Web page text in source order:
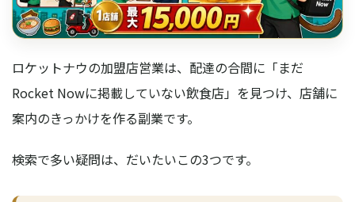
ロケットナウの加盟店営業は、配達の合間に「まだ
Rocket Nowに掲載していない飲食店」を見つけ、店舗に
案内のきっかけを作る副業です。
検索で多い疑問は、だいたいこの3つです。